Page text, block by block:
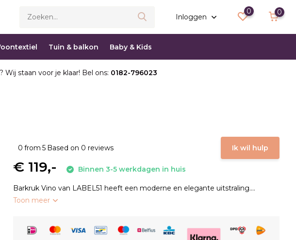
Inloggen
0 0
Tuin & balkon Baby & Kids
Wij staan voor je klaar! Bel ons: 0182-796023
0 from 5 Based on 0 reviews Ik wil hulp
€ 119,- Binnen 3-5 werkdagen in huis
Barkruk Vino van LABEL51 heeft een moderne en elegante uitstraling....
Toon meer